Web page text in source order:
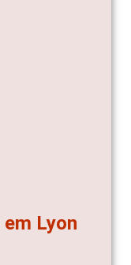
Lyon